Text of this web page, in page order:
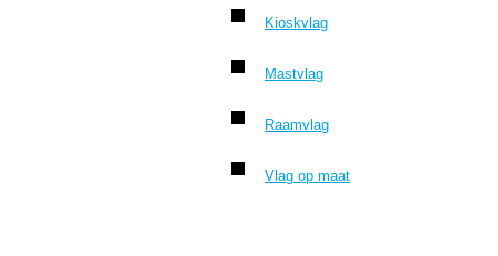
Kioskvlag
Mastvlag
Raamvlag
Vlag op maat